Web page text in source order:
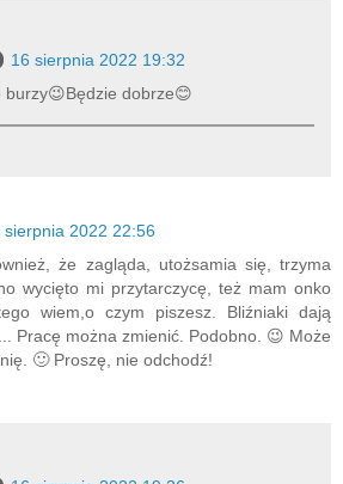
16 sierpnia 2022 19:32
burzy😉Będzie dobrze😊
sierpnia 2022 22:56
że zagląda, utożsamia się, trzyma
wycięto mi przytarczycę, też mam onko
wiem,o czym piszesz. Bliźniaki dają
Pracę można zmienić. Podobno. 😉 Może
🙂 Proszę, nie odchodź!